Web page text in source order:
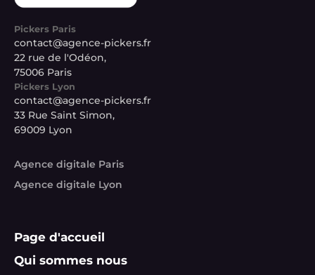
Pickers Paris
contact@agence-pickers.fr
22 rue de l'Odéon,
75006 Paris
Pickers Lyon
contact@agence-pickers.fr
33 Rue Saint Simon,
69009 Lyon
Agence digitale Paris
Agence digitale Lyon
Page d'accueil
Qui sommes nous